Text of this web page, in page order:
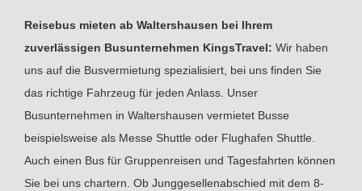
Reisebus mieten ab Waltershausen bei Ihrem
zuverlässigen Busunternehmen KingsTravel: Wir haben
uns auf die Busvermietung spezialisiert, bei uns finden Sie
das richtige Fahrzeug für jeden Anlass. Unser
Busunternehmen in Waltershausen vermietet Busse
beispielsweise als Messe Shuttle oder Flughafen Shuttle.
Auch einen Bus für Gruppenreisen und Tagesfahrten können
Sie bei uns chartern. Ob Junggesellenabschied mit dem 8-